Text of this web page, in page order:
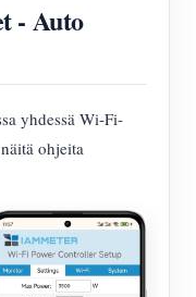
- Auto
yhdessä Wi-Fi-
ohjeita